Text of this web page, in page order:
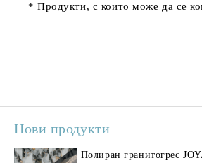
* Продукти, с които може да се
Нови продукти
Полиран гранитогрес